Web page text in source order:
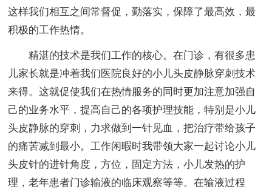
这样我们相互之间常督促，勤落实，保障了最高效，最
积极的工作热情。
精湛的技术是我们工作的核心。在门诊，有很多患
儿家长就是冲着我们医院良好的小儿头皮静脉穿刺技术
来得。这就促使我们在热情服务的同时更加注意加强自
己的业务水平，提高自己的各项护理技能，特别是小儿
头皮静脉的穿刺，力求做到一针见血，把治疗带给孩子
的痛苦减到最小。工作闲暇时我带领大家一起讨论小儿
头皮针的进针角度，方位，固定方法，小儿发热的护
理，老年患者门诊输液的临床观察等等。在输液过程